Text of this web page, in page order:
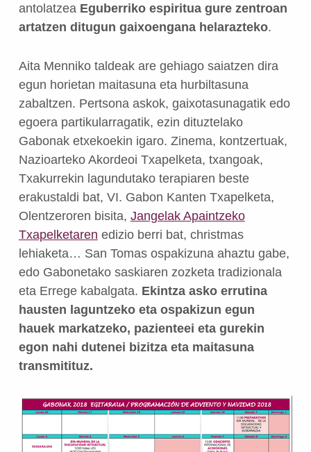
antolatzea Eguberriko espiritua gure zentroan
artatzen ditugun gaixoengana helarazteko.
Aita Menniko taldeak are gehiago saiatzen dira
egun horietan maitasuna eta hurbiltasuna
zabaltzen. Pertsona askok, gaixotasunagatik edo
egoera partikularragatik, ezin dituztelako
Gabonak etxekoekin igaro. Zinema, kontzertuak,
Nazioarteko Akordeoi Txapelketa, txangoak,
Txakurrekin lagundutako terapiaren beste
erakustaldi bat, VI. Gabon Kanten Txapelketa,
Olentzeroren bisita, Jangelak Apaintzeko
Txapelketaren edizio berri bat, christmas
lehiaketa… San Tomas ospakizuna ahaztu gabe,
edo Gabonetako saskiaren zozketa tradizionala
eta Errege kabalgata. Ekintza asko errutina
hausten laguntzeko eta ospakizun egun
hauek markatzeko, pazienteei eta gurekin
egon nahi dutenei bizitza eta maitasuna
transmitituz.